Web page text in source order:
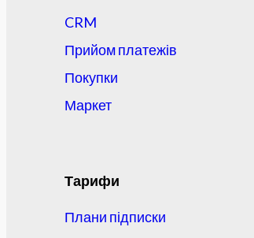
CRM
Прийом платежів
Покупки
Маркет
Тарифи
Плани підписки